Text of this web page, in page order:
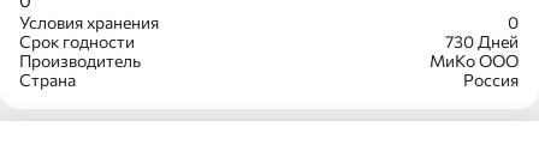
Условия хранения
0
Срок годности
730 Дней
Производитель
МиКо ООО
Страна
Россия